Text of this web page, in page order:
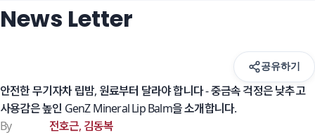
News Letter
공유하기
안전한 무기자차 립밤, 원료부터 달라야 합니다 - 중금속 걱정은 낮추고
사용감은 높인 GenZ Mineral Lip Balm을 소개합니다.
By
전호근, 김동복